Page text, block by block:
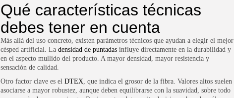
Qué características técnicas
debes tener en cuenta
Más allá del uso concreto, existen parámetros técnicos que ayudan a elegir el mejor
césped artificial. La densidad de puntadas influye directamente en la durabilidad y
en el aspecto mullido del producto. A mayor densidad, mayor resistencia y
sensación de calidad.
Otro factor clave es el DTEX , que indica el grosor de la fibra. Valores altos suelen
asociarse a mayor robustez, aunque deben equilibrarse con la suavidad, sobre todo